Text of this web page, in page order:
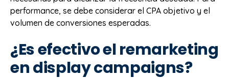
performance, se debe considerar el CPA objetivo y el
volumen de conversiones esperadas.
¿Es efectivo el remarketing
en display campaigns?